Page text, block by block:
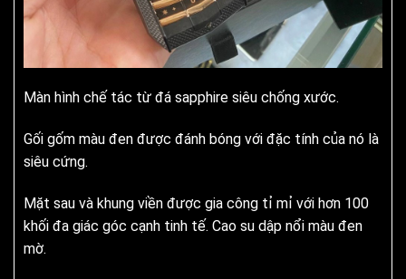
Màn hình chế tác từ đá sapphire siêu chống xước.
Gối gốm màu đen được đánh bóng với đặc tính của nó là
siêu cứng.
Mặt sau và khung viền được gia công tỉ mỉ với hơn 100
khối đa giác góc cạnh tinh tế. Cao su dập nổi màu đen
mờ.